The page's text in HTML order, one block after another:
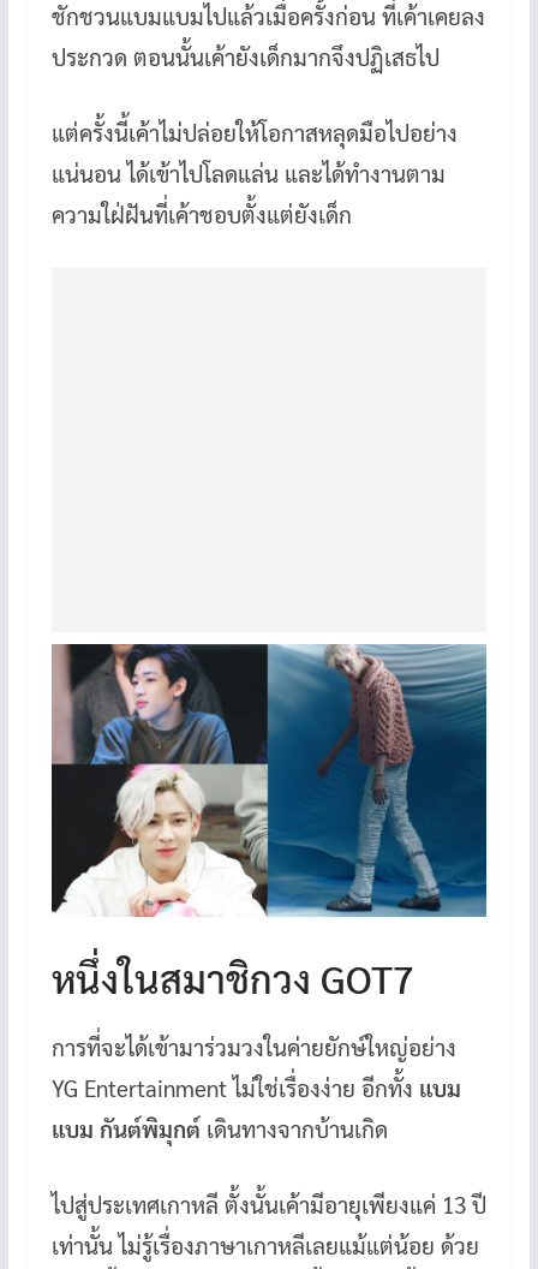
ชักชวนแบมแบมไปแล้วเมื่อครั้งก่อน ที่เค้าเคยลง
ประกวด ตอนนั้นเค้ายังเด็กมากจึงปฏิเสธไป
แต่ครั้งนี้เค้าไม่ปล่อยให้โอกาสหลุดมือไปอย่าง
แน่นอน ได้เข้าไปโลดแล่น และได้ทำงานตาม
ความใฝ่ฝันที่เค้าชอบตั้งแต่ยังเด็ก
หนึ่งในสมาชิกวง GOT7
การที่จะได้เข้ามาร่วมวงในค่ายยักษ์ใหญ่อย่าง
YG Entertainment ไม่ใช่เรื่องง่าย อีกทั้ง แบม
แบม กันต์พิมุกต์ เดินทางจากบ้านเกิด
ไปสู่ประเทศเกาหลี ตั้งนั้นเค้ามีอายุเพียงแค่ 13 ปี
เท่านั้น ไม่รู้เรื่องภาษาเกาหลีเลยแม้แต่น้อย ด้วย